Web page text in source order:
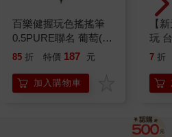
百樂健握玩色搖搖筆
0.5PURE聯名 葡萄(限
量)
85 折 特價 187 元
加入購物車
【
玩
桌
7 折